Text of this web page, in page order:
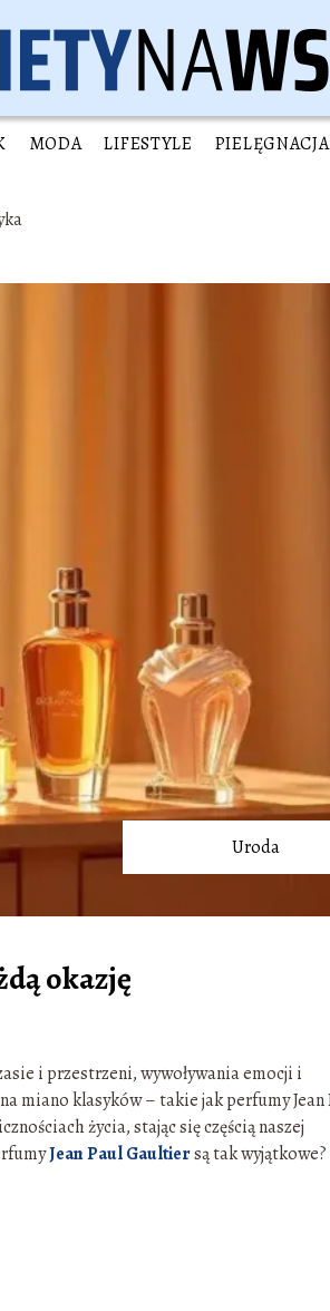
MODA LIFESTYLE PIELĘGNACJA
Uroda
okazję
i przestrzeni, wywoływania emocji i
miano klasyków – takie jak perfumy Jean
życia, stając się częścią naszej
Jean Paul Gaultiersą tak wyjątkowe?